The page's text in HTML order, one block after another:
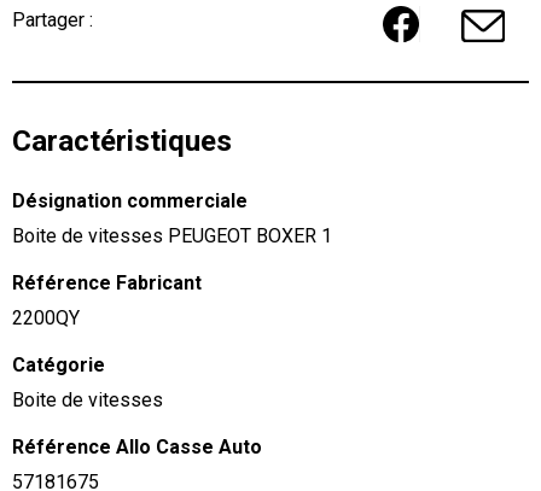
Partager :
Caractéristiques
Désignation commerciale
Boite de vitesses PEUGEOT BOXER 1
Référence Fabricant
2200QY
Catégorie
Boite de vitesses
Référence Allo Casse Auto
57181675